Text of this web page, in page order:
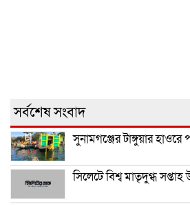
সর্বশেষ সংবাদ
সুনামগঞ্জের টাঙ্গুয়ার
সিলেটে বিশ্ব মাতৃদুগ্ধ